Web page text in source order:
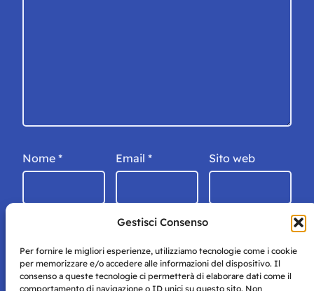
Gestisci Consenso
Per fornire le migliori esperienze, utilizziamo tecnologie come i cookie
per memorizzare e/o accedere alle informazioni del dispositivo. Il
consenso a queste tecnologie ci permetterà di elaborare dati come il
comportamento di navigazione o ID unici su questo sito. Non
Nome * Email * Sito web